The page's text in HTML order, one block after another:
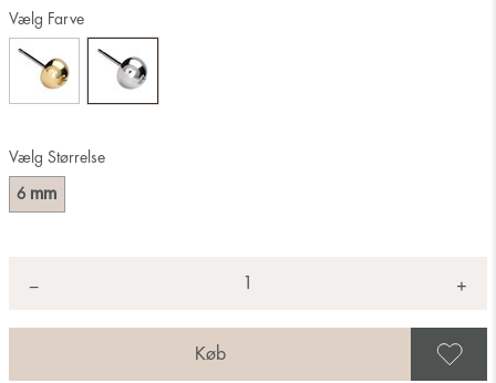
Vælg Størrelse
6 mm
Vælg Farve
− +